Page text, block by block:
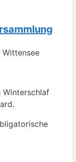
Wittensee
Winterschlaf